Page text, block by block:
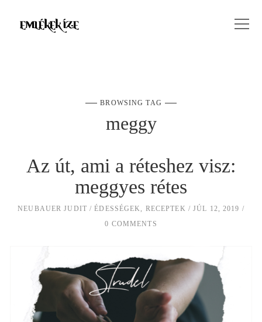
BROWSING TAG
meggy
Az út, ami a réteshez visz:
meggyes rétes
NEUBAUER JUDIT ÉDESSÉGEK, RECEPTEK
JÚL 12, 2019
0 COMMENTS